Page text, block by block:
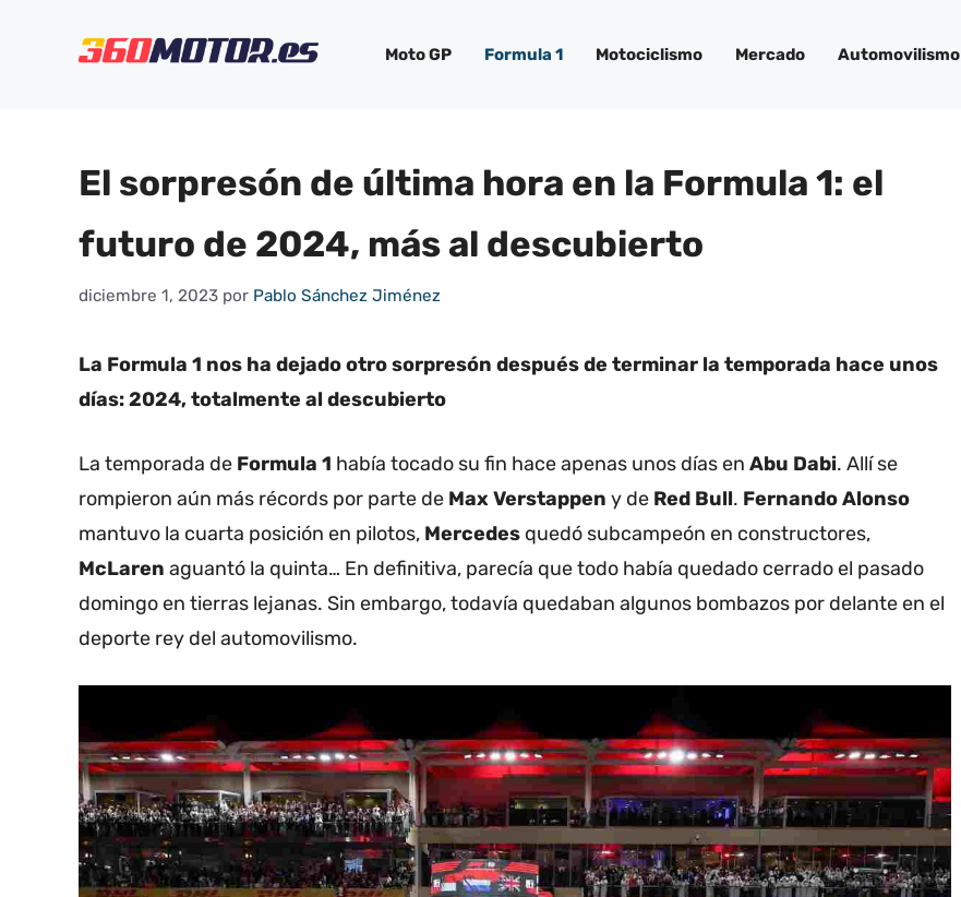
Moto GP Formula 1 Motociclismo Mercado Automovilismo
El sorpresón de última hora en la Formula 1: el
futuro de 2024, más al descubierto
diciembre 1, 2023 por Pablo Sánchez Jiménez
La Formula 1 nos ha dejado otro sorpresón después de terminar la temporada hace unos
días: 2024, totalmente al descubierto
La temporada de Formula 1 había tocado su fin hace apenas unos días en Abu Dabi. Allí se
rompieron aún más récords por parte de Max Verstappen y de Red Bull. Fernando Alonso
mantuvo la cuarta posición en pilotos, Mercedes quedó subcampeón en constructores,
McLaren aguantó la quinta… En definitiva, parecía que todo había quedado cerrado el pasado
domingo en tierras lejanas. Sin embargo, todavía quedaban algunos bombazos por delante en el
deporte rey del automovilismo.